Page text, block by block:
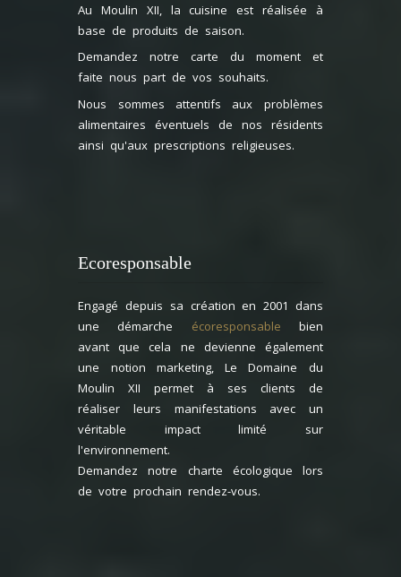
Au Moulin XII, la cuisine est réalisée à
base de produits de saison.
Demandez notre carte du moment et
faite nous part de vos souhaits.
Nous sommes attentifs aux problèmes
alimentaires éventuels de nos résidents
ainsi qu'aux prescriptions religieuses.
Ecoresponsable
Engagé depuis sa création en 2001 dans
une démarche écoresponsable bien
avant que cela ne devienne également
une notion marketing, Le Domaine du
Moulin XII permet à ses clients de
réaliser leurs manifestations avec un
véritable impact limité sur
l'environnement.
Demandez notre charte écologique lors
de votre prochain rendez-vous.